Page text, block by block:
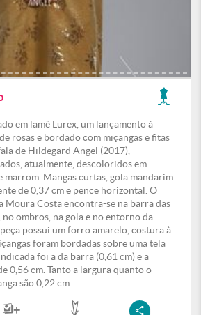
em lamê Lurex, um lançamento à
rosas e bordado com miçangas e fitas
de Hildegard Angel (2017),
atualmente, descoloridos em
marrom. Mangas curtas, gola mandarim
de 0,37 cm e pence horizontal. O
Moura Costa encontra-se na barra das
no ombros, na gola e no entorno da
possui um forro amarelo, costura à
foram bordadas sobre uma tela
foi a da barra (0,61 cm) e a
0,56 cm. Tanto a largura quanto o
são 0,22 cm.